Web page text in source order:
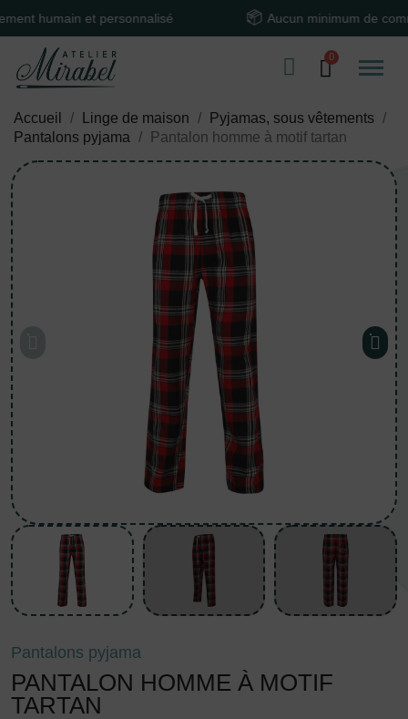
et personnalisé Aucun minimum de
Accueil Linge de maison
Pyjamas, sous vêtements
Pantalons pyjama
Pantalon homme à motif tartan
Pantalons pyjama
PANTALON HOMME À MOTIF
TARTAN